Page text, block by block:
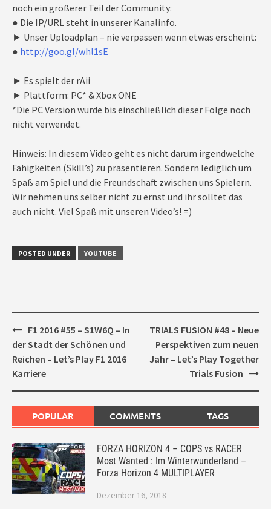
noch ein größerer Teil der Community:
● Die IP/URL steht in unserer Kanalinfo.
► Unser Uploadplan – nie verpassen wenn etwas erscheint:
● http://goo.gl/whl1sE
► Es spielt der rAii
► Plattform: PC* & Xbox ONE
*Die PC Version wurde bis einschließlich dieser Folge noch
nicht verwendet.
Hinweis: In diesem Video geht es nicht darum irgendwelche
Fähigkeiten (Skill’s) zu präsentieren. Sondern lediglich um
Spaß am Spiel und die Freundschaft zwischen uns Spielern.
Wir nehmen uns selber nicht zu ernst und ihr solltet das
auch nicht. Viel Spaß mit unseren Video’s! =)
POSTED UNDER YOUTUBE
Post
navigation
F1 2016 #55 – S1W6Q – In
der Stadt der Schönen und
Reichen – Let’s Play F1 2016
Karriere
TRIALS FUSION #48 – Neue
Perspektiven zum neuen
Jahr – Let’s Play Together
Trials Fusion
POPULAR COMMENTS TAGS
FORZA HORIZON 4 – COPS vs RACER
Most Wanted : Im Winterwunderland –
Forza Horizon 4 MULTIPLAYER
Dezember 16, 2018